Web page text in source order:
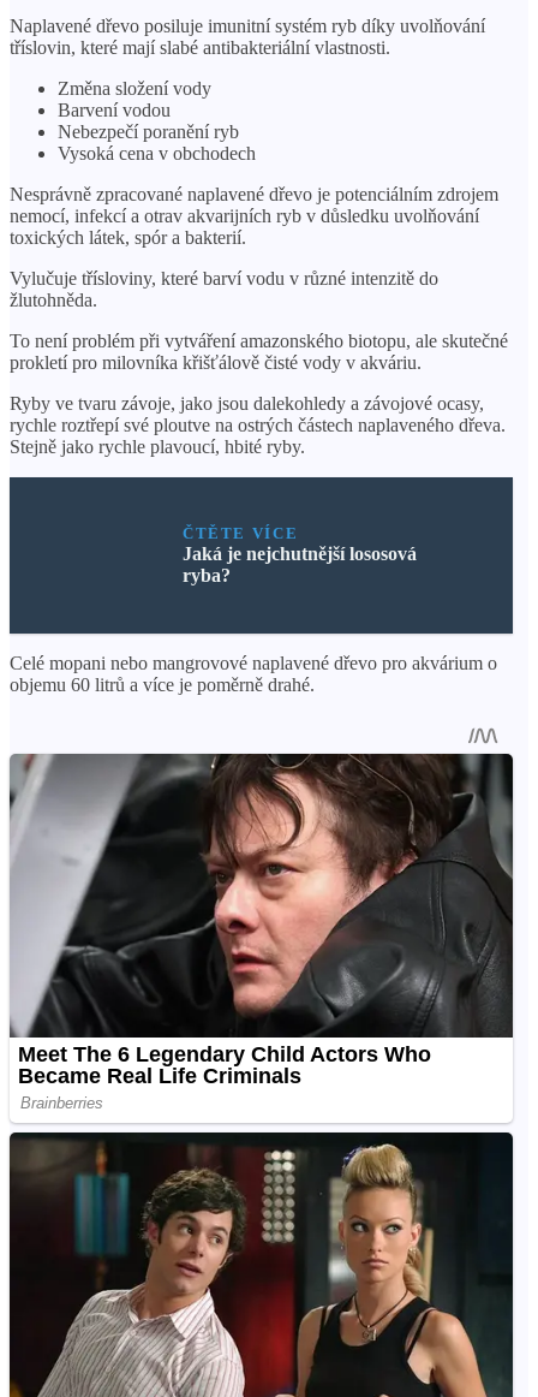
Naplavené dřevo posiluje imunitní systém ryb díky uvolňování
tříslovin, které mají slabé antibakteriální vlastnosti.
Změna složení vody
Barvení vodou
Nebezpečí poranění ryb
Vysoká cena v obchodech
Nesprávně zpracované naplavené dřevo je potenciálním zdrojem
nemocí, infekcí a otrav akvarijních ryb v důsledku uvolňování
toxických látek, spór a bakterií.
Vylučuje třísloviny, které barví vodu v různé intenzitě do
žlutohněda.
To není problém při vytváření amazonského biotopu, ale skutečné
prokletí pro milovníka křišťálově čisté vody v akváriu.
Ryby ve tvaru závoje, jako jsou dalekohledy a závojové ocasy,
rychle roztřepí své ploutve na ostrých částech naplaveného dřeva.
Stejně jako rychle plavoucí, hbité ryby.
ČTĚTE VÍCE
Jaká je nejchutnější lososová
ryba?
Celé mopani nebo mangrovové naplavené dřevo pro akvárium o
objemu 60 litrů a více je poměrně drahé.